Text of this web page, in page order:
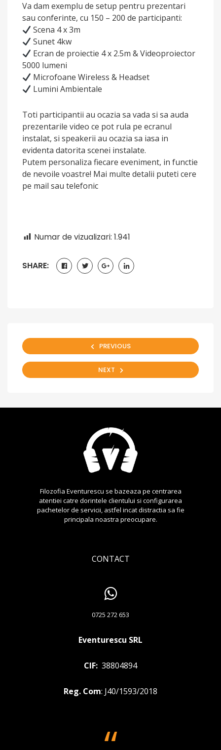
Va dam exemplu de setup pentru prezentari
sau conferinte, cu 150 – 200 de participanti:
Scena 4 x 3m
Sunet 4kw
Ecran de proiectie 4 x 2.5m & Videoproiector
5000 lumeni
Microfoane Wireless & Headset
Lumini Ambientale
Toti participantii au ocazia sa vada si sa auda
prezentarile video ce pot rula pe ecranul
instalat, si speakerii au ocazia sa iasa in
evidenta datorita scenei instalate.
Putem personaliza fiecare eveniment, in functie
de nevoile voastre! Mai multe detalii puteti cere
pe mail sau telefonic
Numar de vizualizari: 1.941
SHARE:
PREVIOUS
NEXT
Filozofia Eventurescu se bazeaza pe centrarea
atentiei catre dorintele clientului si configurarea
pachetelor de servicii, astfel incat distractia sa fie
principala noastra preocupare.
CONTACT
0725 272 653
Eventurescu SRL
CIF: 38804894
Reg. Com: J40/1593/2018